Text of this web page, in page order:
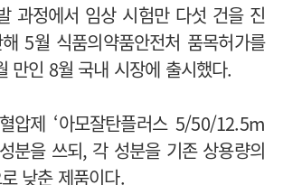
과정에서 임상 시험만 다섯 건을 진
5월 식품의약품안전처 품목허가를
만인 8월 국내 시장에 출시했다.
압제 ‘아모잘탄플러스 5/50/12.5m
분을 쓰되, 각 성분을 기존 상용량의
낮춘 제품이다.